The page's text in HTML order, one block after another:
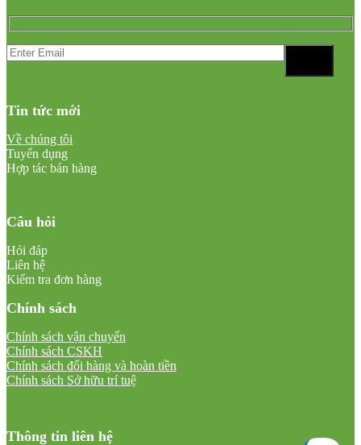
Tin tức mới
Về chúng tôi
Tuyển dụng
Hợp tác bán hàng
Câu hỏi
Hỏi đáp
Liên hệ
Kiểm tra đơn hàng
Chính sách
Chính sách vận chuyển
Chính sách CSKH
Chính sách đổi hàng và hoàn tiền
Chính sách Sở hữu trí tuệ
Thông tin liên hệ